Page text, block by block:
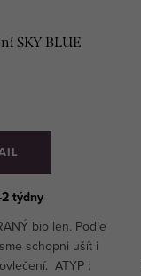
SKY BLUE
týdny
bio len. Podle
schopni ušít i
ATYP :